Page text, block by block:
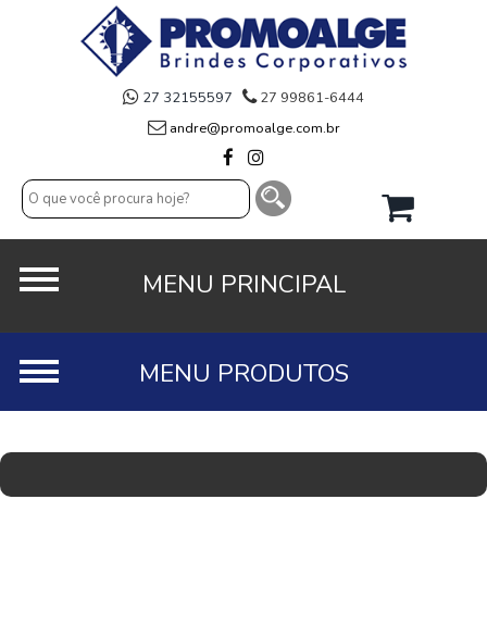
27 32155597
27 99861-6444
andre@promoalge.com.br